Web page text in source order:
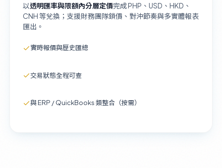
以透明匯率與限額內分層定價完成 PHP、USD、HKD、
CNH 等兌換；支援財務團隊鎖價、對沖節奏與多實體報表
匯出。
實時報價與歷史匯總
交易狀態全程可查
與 ERP / QuickBooks 類整合（按需）